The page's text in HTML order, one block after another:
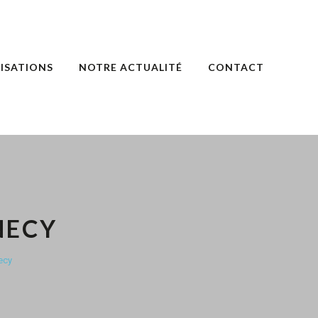
NOTRE ACTUALITÉ CONTACT